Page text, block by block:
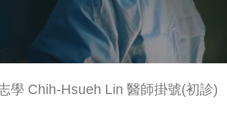
學 Chih-Hsueh Lin 醫師掛號(初診)